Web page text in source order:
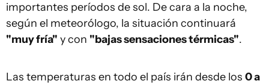
importantes períodos de sol. De cara a la noche,
según el meteorólogo, la situación continuará
"muy fría" y con "bajas sensaciones térmicas".
Las temperaturas en todo el país irán desde los 0 a